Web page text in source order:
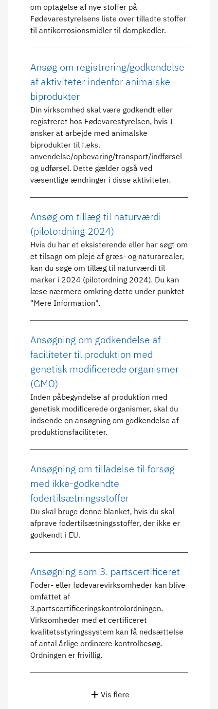
om optagelse af nye stoffer på
Fødevarestyrelsens liste over tilladte stoffer
til antikorrosionsmidler til dampkedler.
Ansøg om registrering/godkendelse
af aktiviteter indenfor animalske
biprodukter
Din virksomhed skal være godkendt eller
registreret hos Fødevarestyrelsen, hvis I
ønsker at arbejde med animalske
biprodukter til f.eks.
anvendelse/opbevaring/transport/indførsel
og udførsel. Dette gælder også ved
væsentlige ændringer i disse aktiviteter.
Ansøg om tillæg til naturværdi
(pilotordning 2024)
Hvis du har et eksisterende eller har søgt om
et tilsagn om pleje af græs- og naturarealer,
kan du søge om tillæg til naturværdi til
marker i 2024 (pilotordning 2024). Du kan
læse nærmere omkring dette under punktet
"Mere Information".
Ansøgning om godkendelse af
faciliteter til produktion med
genetisk modificerede organismer
(GMO)
Inden påbegyndelse af produktion med
genetisk modificerede organismer, skal du
indsende en ansøgning om godkendelse af
produktionsfaciliteter.
Ansøgning om tilladelse til forsøg
med ikke-godkendte
fodertilsætningsstoffer
Du skal bruge denne blanket, hvis du skal
afprøve fodertilsætningsstoffer, der ikke er
godkendt i EU.
Ansøgning som 3. partscertificeret
Foder- eller fødevarevirksomheder kan blive
omfattet af
3.partscertificeringskontrolordningen.
Virksomheder med et certificeret
kvalitetsstyringssystem kan få nedsættelse
af antal årlige ordinære kontrolbesøg.
Ordningen er frivillig.
Vis flere